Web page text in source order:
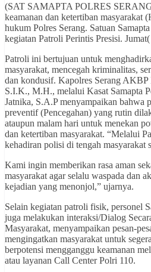
(SAT SAMAPTA POLRES
keamanan dan ketertiban masyarakat
hukum Polres Serang. Satuan
kegiatan Patroli Perintis Presisi.
Patroli ini bertujuan untuk
masyarakat, mencegah kriminalitas,
dan kondusif. Kapolres Serang
S.I.K., M.H., melalui Kasat Samapta
Jatnika, S.A.P menyampaikan bahwa
preventif (Pencegahan) yang rutin
ataupun malam hari untuk menekan
dan ketertiban masyarakat. “Melalui
kehadiran polisi di tengah masyarakat
Kami ingin memberikan rasa aman
masyarakat agar selalu waspada dan
kejadian yang menonjol,” ujarnya.
Selain kegiatan patroli fisik, personel
juga melakukan interaksi/Dialog
Masyarakat, menyampaikan pesan-
mengingatkan masyarakat untuk
berpotensi mengganggu keamanan
atau layanan Call Center Polri 110.